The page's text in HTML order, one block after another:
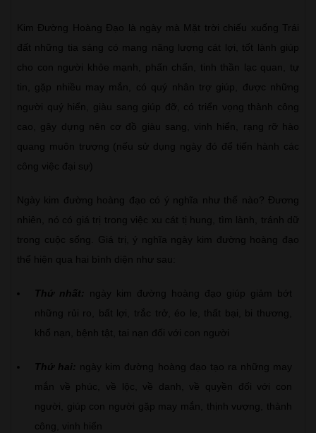
Kim Đường Hoàng Đạo là ngày mà Mặt trời chiếu xuống Trái
đất những tia sáng có mang năng lượng cát lợi, tốt lành giúp
cho con người khỏe mạnh, phấn chấn, tinh thần lạc quan, tự
tin, gặp nhiều may mắn, có quý nhân trợ giúp, được những
người quý hiển, giàu sang giúp đỡ, có triển vọng thành công
cao, gây dựng nên cơ đồ giàu sang, vinh hiển, rạng rỡ hào
quang muôn trượng (nếu sử dụng ngày đó để tiến hành các
công việc đại sự)
Ngày kim đường hoàng đạo có ý nghĩa như thế nào? Đương
nhiên, nó có giá trị trong việc xu cát tị hung, tìm lành, tránh dữ
trong cuộc sống. Giá trị, ý nghĩa ngày kim đường hoàng đạo
thể hiện qua hai bình diện như sau:
Thứ nhất:
ngày kim đường hoàng đạo giúp giảm bớt
những rủi ro, bất lợi, trắc trở, éo le, thất bại, bi thương,
khổ nạn, bệnh tật, tai nạn đối với con người
Thứ hai: ngày kim đường hoàng đạo tạo ra những may
mắn về phúc, về lộc, về danh, về quyền đối với con
người, giúp con người gặp may mắn, thịnh vượng, thành
công, vinh hiển